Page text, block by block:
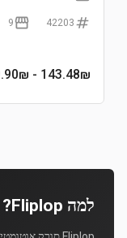
42203
9
143.48₪
- 299.90₪
למה Fliplop?